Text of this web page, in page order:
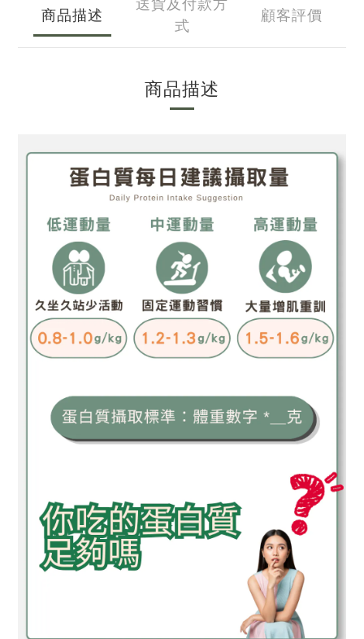
商品描述
式
顧客評價
商品描述